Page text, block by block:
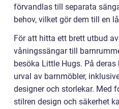
förvandlas till separata
behov, vilket gör dem till en
För att hitta ett brett utbud
våningssängar till
besöka Little Hugs. På
urval av barnmöbler,
designer och storlekar. Med
stilren design och säkerhet